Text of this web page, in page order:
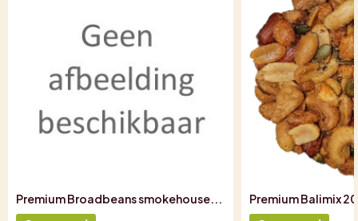
Premium Broadbeans smokehouse... Premium Balimix